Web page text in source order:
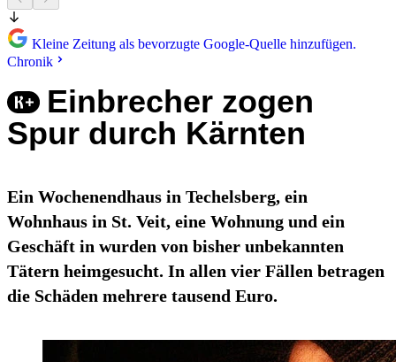
Kleine Zeitung als bevorzugte Google-Quelle hinzufügen.
Chronik
Einbrecher zogen
Spur durch Kärnten
Ein Wochenendhaus in Techelsberg, ein
Wohnhaus in St. Veit, eine Wohnung und ein
Geschäft in wurden von bisher unbekannten
Tätern heimgesucht. In allen vier Fällen betragen
die Schäden mehrere tausend Euro.